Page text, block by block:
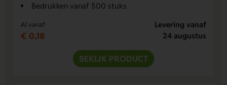
Bedrukken vanaf 500 stuks
Al vanaf
€ 0,18
Levering vanaf
24 augustus
BEKIJK PRODUCT